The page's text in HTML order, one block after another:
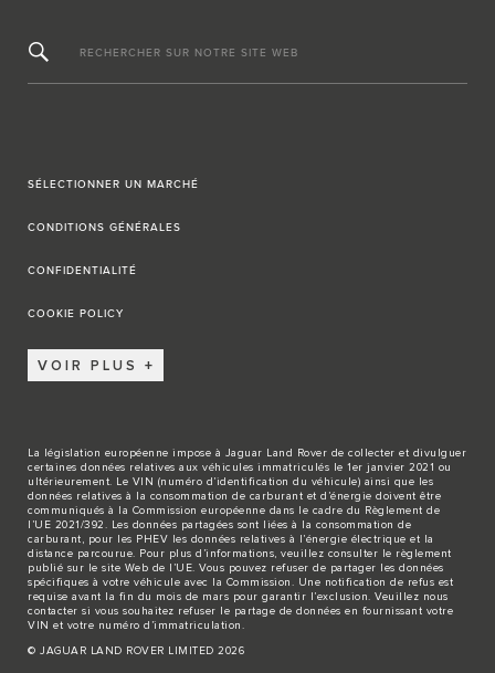
RECHERCHER SUR NOTRE SITE WEB
SÉLECTIONNER UN MARCHÉ
CONDITIONS GÉNÉRALES
CONFIDENTIALITÉ
COOKIE POLICY
VOIR PLUS
La législation européenne impose à Jaguar Land Rover de collecter et divulguer
certaines données relatives aux véhicules immatriculés le 1er janvier 2021 ou
ultérieurement. Le VIN (numéro d’identification du véhicule) ainsi que les
données relatives à la consommation de carburant et d’énergie doivent être
communiqués à la Commission européenne dans le cadre du Règlement de
l’UE 2021/392. Les données partagées sont liées à la consommation de
carburant, pour les PHEV les données relatives à l’énergie électrique et la
distance parcourue. Pour plus d’informations, veuillez consulter le règlement
publié sur le site Web de l’UE. Vous pouvez refuser de partager les données
spécifiques à votre véhicule avec la Commission. Une notification de refus est
requise avant la fin du mois de mars pour garantir l’exclusion. Veuillez nous
contacter si vous souhaitez refuser le partage de données en fournissant votre
VIN et votre numéro d’immatriculation.
© JAGUAR LAND ROVER LIMITED 2026